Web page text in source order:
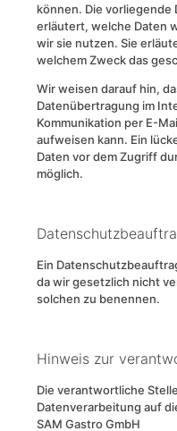
können. Die
erläutert, welche Daten
wir sie nutzen. Sie
welchem Zweck das
Wir weisen darauf hin,
Datenübertragung im
Kommunikation per E-
aufweisen kann. Ein
Daten vor dem Zugriff
möglich.
Ein
da wir gesetzlich nicht
solchen zu benennen.
Hinweis zur
Die verantwortliche
Datenverarbeitung auf
SAM Gastro GmbH